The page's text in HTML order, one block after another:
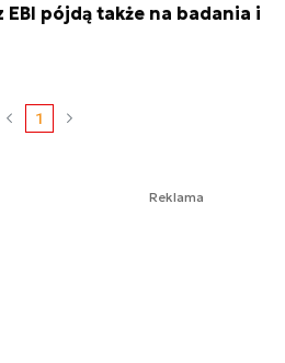
pójdą także na badania i
1
Reklama